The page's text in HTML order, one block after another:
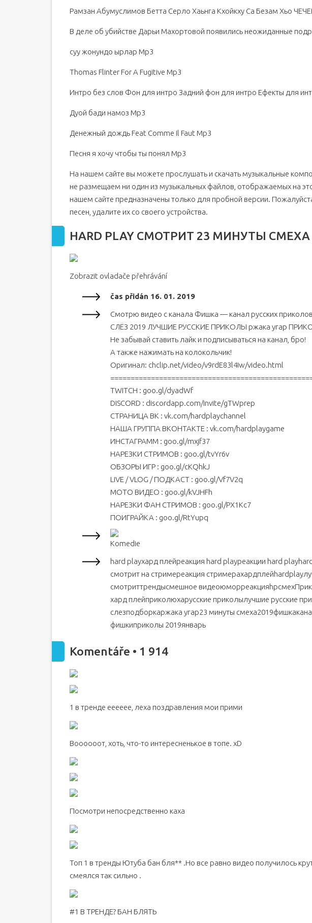
Рамзан Абумуслимов Бетта Серло Хаьнга Кхойкху Са Безам Хьо
В деле об убийстве Дарьи Махортовой появились неожиданные
суу жонундо ырлар Mp3
Thomas Flinter For A Fugitive Mp3
Интро без слов Фон для интро Задний фон для интро Ефекты для
Дуой бади намоз Mp3
Денежный дождь Feat Comme Il Faut Mp3
Песня я хочу чтобы ты понял Mp3
На нашем сайте вы можете прослушать и скачать музыкальные
не размещаем ни один из музыкальных файлов, отображаемых на
нашем сайте предназначены только для пробной версии.
песен, удалите их со своего устройства.
HARD PLAY СМОТРИТ 23 МИНУТЫ СМЕХА
Zobrazit ovladače přehrávání
čas přidán 16. 01. 2019
Смотрю видео с канала Фишка — канал русских
СЛЁЗ 2019 ЛУЧШИЕ РУССКИЕ ПРИКОЛЫ ржака угар
Не забывай ставить лайк и подписываться на канал, бро!
А также нажимать на колокольчик!
Оригинал: chclip.net/video/v9rdE83l4Iw/video.html
TWITCH : goo.gl/dyadWf
DISCORD : discordapp.com/invite/gTWprep
СТРАНИЦА ВК : vk.com/hardplaychannel
НАША ГРУППА ВКОНТАКТЕ : vk.com/hardplaygame
ИНСТАГРАММ : goo.gl/mxjf37
НАРЕЗКИ СТРИМОВ : goo.gl/tvYr6v
ОБЗОРЫ ИГР : goo.gl/cKQhkJ
LIVE / VLOG / ПОДКАСТ : goo.gl/Vf7V2q
МОТО ВИДЕО : goo.gl/kVJHFh
НАРЕЗКИ ФАН СТРИМОВ : goo.gl/PX1Kc7
ПОИГРАЙКА : goo.gl/RtYupq
Komedie
hard playхард плейреакция hard playреакции hard
смотрит на стримереакция
смотриттрендысмешное
хард плейприколюхарусские приколылучшие русские
слезподборкаржака угар23 минуты
фишкиприколы 2019январь
Komentáře • 1 914
1 в тренде ееееее, леха поздравления мои прими
Воооооот, хоть, что-то интересненькое в топе. xD
Посмотри непосредственно каха
Топ 1 в тренды Ютуба бан бля** .Но все равно видео получилось
смеялся так сильно .
#1 В ТРЕНДЕ? БАН БЛЯТЬ